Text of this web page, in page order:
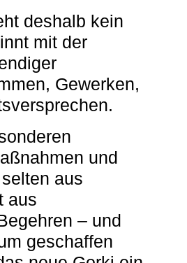
deshalb kein
mit der
Gewerken,
und
aus
aus
– und
geschaffen